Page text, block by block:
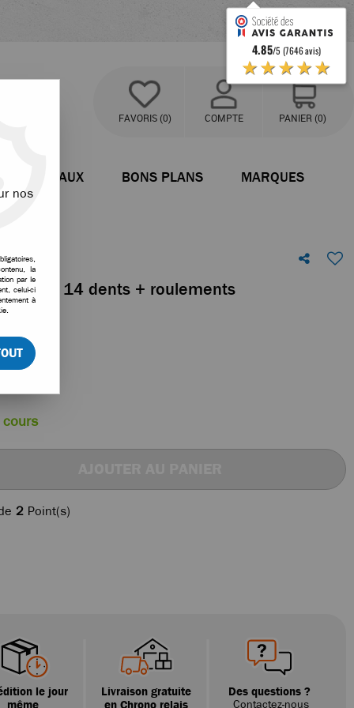
FAVORIS (0) COMPTE PANIER (0)
BATEAUX BONS PLANS MARQUES
14 dents + roulements
avis
cours
2 Point(s)
le jour
même
Livraison gratuite
en Chrono relais
Des questions ?
Contactez-nous
nos
la
par le
celui-ci
à
4.85/5 (7646 avis)
★★★★★